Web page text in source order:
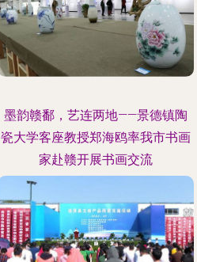
墨韵赣鄱，艺连两地——景德镇陶
瓷大学客座教授郑海鸥率我市书画
家赴赣开展书画交流